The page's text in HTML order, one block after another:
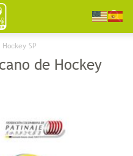
SP
de Hockey